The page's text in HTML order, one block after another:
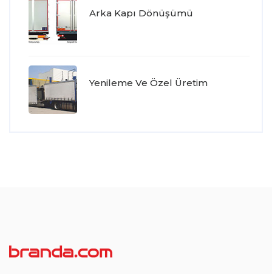
Arka Kapı Dönüşümü
Yenileme Ve Özel Üretim